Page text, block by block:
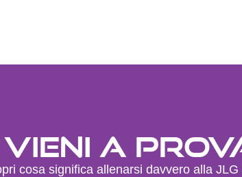
a
cosa significa allenarsi davvero alla JLG